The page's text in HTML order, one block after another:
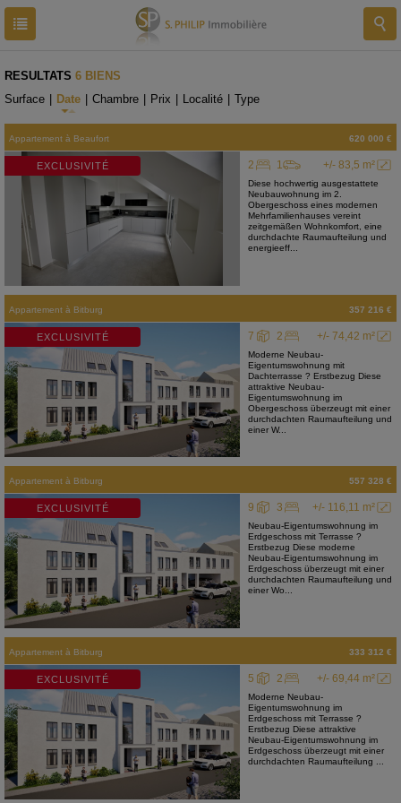
RESULTATS 6 BIENS
Surface
Date Chambre Prix Localité Type
Appartement à Beaufort 620 000 €
EXCLUSIVITÉ +/- 83,5 m²
2 1
Diese hochwertig ausgestattete
Neubauwohnung im 2.
Obergeschoss eines modernen
Mehrfamilienhauses vereint
zeitgemäßen Wohnkomfort, eine
durchdachte Raumaufteilung und
energieeff...
Appartement à Bitburg 357 216 €
EXCLUSIVITÉ +/- 74,42 m²
7 2
Moderne Neubau-
Eigentumswohnung mit
Dachterrasse ? Erstbezug Diese
attraktive Neubau-
Eigentumswohnung im
Obergeschoss überzeugt mit einer
durchdachten Raumaufteilung und
einer W...
Appartement à Bitburg 557 328 €
EXCLUSIVITÉ +/- 116,11 m²
9 3
Neubau-Eigentumswohnung im
Erdgeschoss mit Terrasse ?
Erstbezug Diese moderne
Neubau-Eigentumswohnung im
Erdgeschoss überzeugt mit einer
durchdachten Raumaufteilung und
einer Wo...
Appartement à Bitburg 333 312 €
EXCLUSIVITÉ +/- 69,44 m²
5 2
Moderne Neubau-
Eigentumswohnung im
Erdgeschoss mit Terrasse ?
Erstbezug Diese attraktive
Neubau-Eigentumswohnung im
Erdgeschoss überzeugt mit einer
durchdachten Raumaufteilung ...